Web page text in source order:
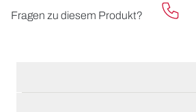
Fragen zu diesem Produkt?